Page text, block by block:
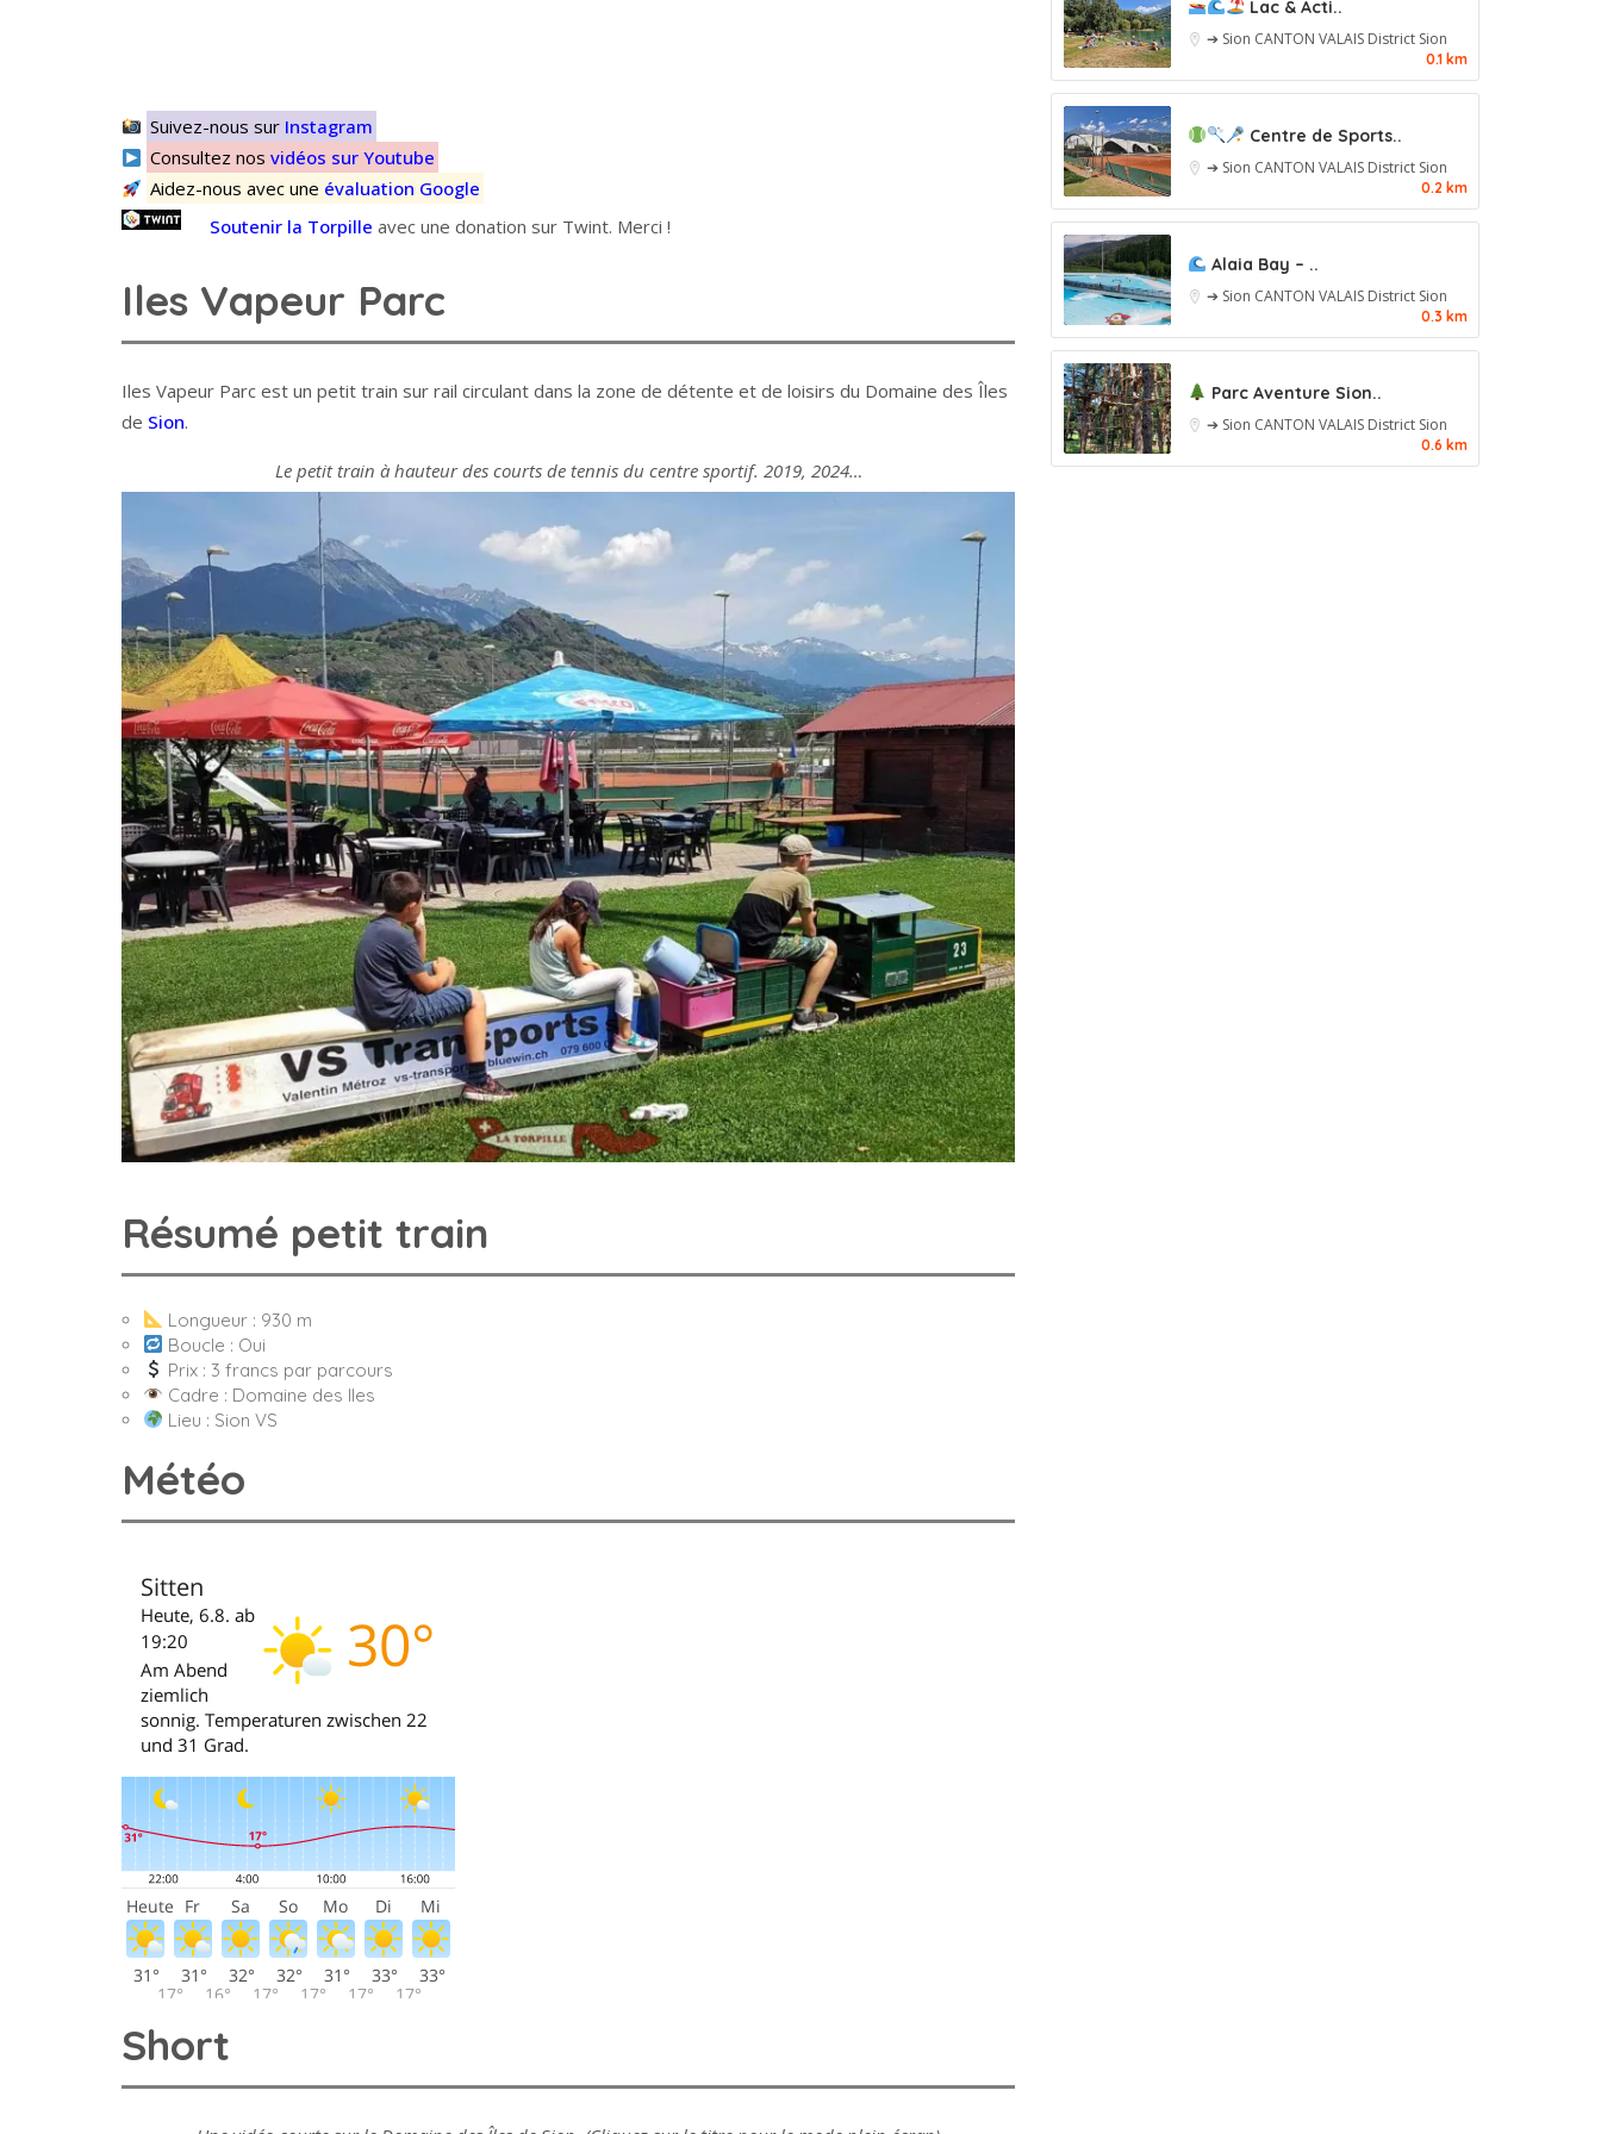
Suivez-nous sur Instagram
Consultez nosvidéos sur Youtube
Aidez-nous avec une évaluation Google
Soutenir la Torpille avec une donation sur Twint. Merci !
Iles Vapeur Parc
Iles Vapeur Parc est un petit train sur rail circulant dans la zone de détente et de loisirs du Domaine des Îles
de Sion.
Le petit train à hauteur des courts de tennis du centre sportif. 2019, 2024…
Résumé petit train
Longueur : 930 m
Boucle : Oui
Prix : 3 francs par parcours
Cadre : Domaine des Iles
Lieu : Sion VS
Météo
Short
Lac & Acti..
➔ Sion CANTON VALAIS District Sion
0.1 km
Centre de Sports..
➔ Sion CANTON VALAIS District Sion
0.2 km
Alaia Bay – ..
➔ Sion CANTON VALAIS District Sion
0.3 km
Parc Aventure Sion..
➔ Sion CANTON VALAIS District Sion
0.6 km